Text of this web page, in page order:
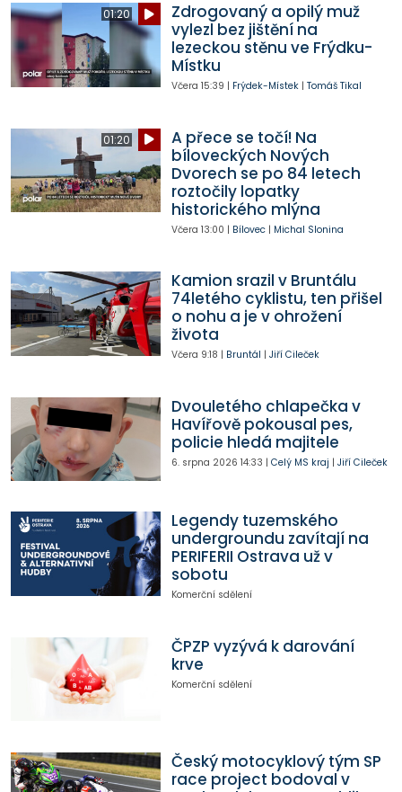
01:20
Zdrogovaný a opilý muž
vylezl bez jištění na
lezeckou stěnu ve Frýdku-
Místku
Včera 15:39 | Frýdek-Místek| Tomáš Tikal
01:20
A přece se točí! Na
bíloveckých Nových
Dvorech se po 84 letech
roztočily lopatky
historického mlýna
Včera 13:00 | Bílovec| Michal Slonina
Kamion srazil v Bruntálu
74letého cyklistu, ten přišel
o nohu a je v ohrožení
života
Včera 9:18 | Bruntál | Jiří Cileček
Dvouletého chlapečka v
Havířově pokousal pes,
policie hledá majitele
6. srpna 2026 14:33 | Celý MS kraj | Jiří Cileček
Legendy tuzemského
undergroundu zavítají na
PERIFERII Ostrava už v
sobotu
Komerční sdělení
ČPZP vyzývá k darování
krve
Komerční sdělení
Český motocyklový tým SP
race project bodoval v